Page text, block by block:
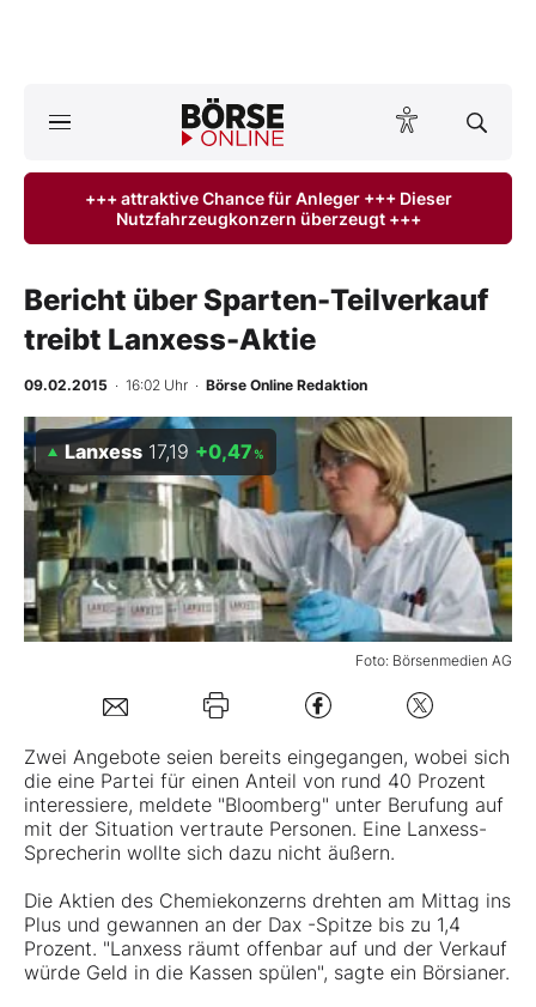
ktuelle Ausgabe BÖRSE ONLINE lesen
Anlageprodukte
Finanz-Check
BO-Musterdepots
Experten
Mein B:O
Kontakt
+++ attraktive Chance für Anleger +++ Dieser
Nutzfahrzeugkonzern überzeugt +++
Bericht über Sparten-Teilverkauf
treibt Lanxess-Aktie
09.02.2015 · 16:02 Uhr · Börse Online Redaktion
Foto: Börsenmedien AG
Lanxess 17,19 +0,47%
Zwei Angebote seien bereits eingegangen, wobei sich
die eine Partei für einen Anteil von rund 40 Prozent
interessiere, meldete "Bloomberg" unter Berufung auf
mit der Situation vertraute Personen. Eine Lanxess-
Sprecherin wollte sich dazu nicht äußern.
Die Aktien des Chemiekonzerns drehten am Mittag ins
Plus und gewannen an der Dax -Spitze bis zu 1,4
Prozent. "Lanxess räumt offenbar auf und der Verkauf
würde Geld in die Kassen spülen", sagte ein Börsianer.